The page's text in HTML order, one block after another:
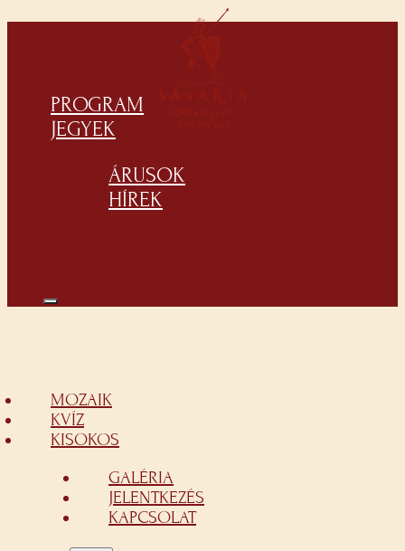
PROGRAM
JEGYEK
ÁRUSOK
HÍREK
MOZAIK
KVÍZ
KISOKOS
GALÉRIA
JELENTKEZÉS
KAPCSOLAT